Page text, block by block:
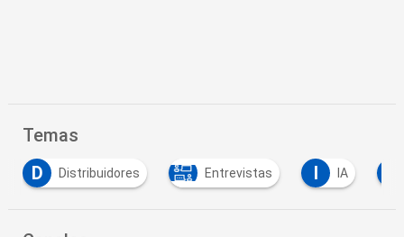
Temas
Entrevistas I IA I Innovación